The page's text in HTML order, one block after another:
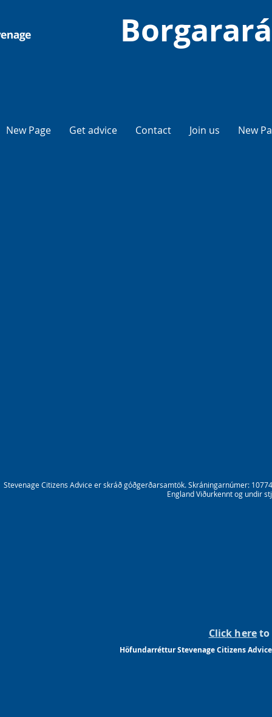
New Page Get advice Contact Join us New
Stevenage Citizens Advice er skráð góðgerðarsamtök. Skráningarnúmer:
England Viðurkennt og undir
Click hereto
Höfundarréttur Stevenage Citizens